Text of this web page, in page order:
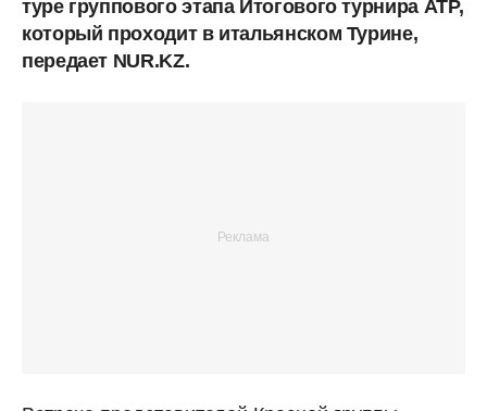
туре группового этапа Итогового турнира ATP,
который проходит в итальянском Турине,
передает NUR.KZ.